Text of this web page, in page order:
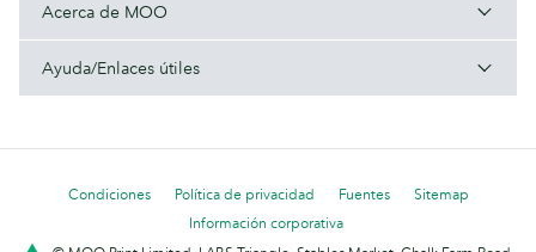
Acerca de MOO
Ayuda/Enlaces útiles
Condiciones Política de privacidad Fuentes
Sitemap
Información corporativa